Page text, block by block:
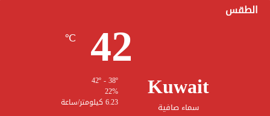
الطقس
Kuwait
سماء صافية
42
℃
22%
6.23 كيلومتر/ساعة